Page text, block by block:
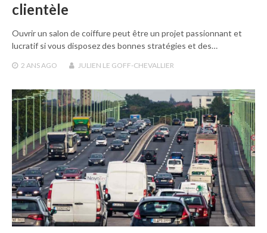
clientèle
Ouvrir un salon de coiffure peut être un projet passionnant et
lucratif si vous disposez des bonnes stratégies et des…
2 ANSAGO JULIEN LE GOFF-CHEVALLIER